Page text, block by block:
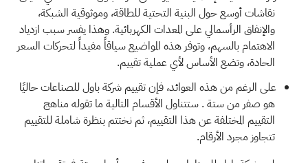
نقاشات أوسع حول البنية التحتية للطاقة، وموثوقية الشبكة،
والإنفاق الرأسمالي على المعدات الكهربائية. وهذا يفسر سبب ازدياد
الاهتمام بالسهم، وتوفر هذه المواضيع سياقاً مفيداً لتحركات السعر
الحادة، وتضع الأساس لأي عملية تقييم.
على الرغم من هذه العوائد، فإن تقييم شركة باول للصناعات حاليًا
هو صفر من ستة. ستتناول الأقسام التالية ما تقوله مناهج
التقييم المختلفة عن هذا التقييم، ثم نختتم بنظرة شاملة للتقييم
تتجاوز مجرد الأرقام.